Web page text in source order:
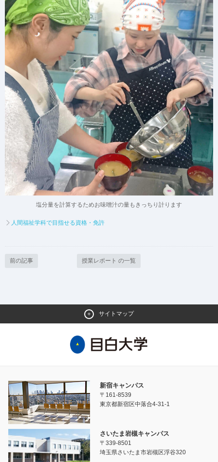
塩分量を計算するためお味噌汁の量もきっちり計ります
人間福祉学科で目指せる資格・免許
前の記事 授業レポート の一覧
サイトマップ
新宿キャンパス
〒161-8539
東京都新宿区中落合4-31-1
さいたま岩槻キャンパス
〒339-8501
埼玉県さいたま市岩槻区浮谷320